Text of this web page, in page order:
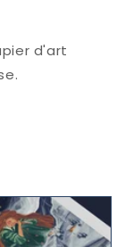
d'art